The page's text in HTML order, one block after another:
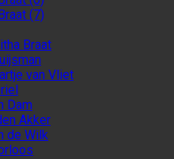
(7)
Braat
van Vliet
Dam
Akker
de Wilk